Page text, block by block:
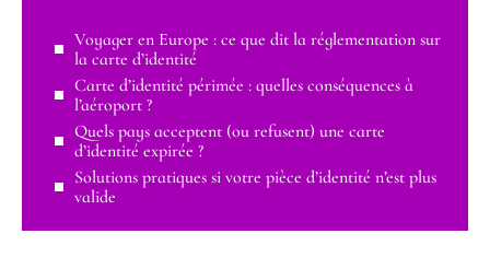
Voyager en Europe : ce que dit la réglementation sur
la carte d’identité
Carte d’identité périmée : quelles conséquences à
l’aéroport ?
Quels pays acceptent (ou refusent) une carte
d’identité expirée ?
Solutions pratiques si votre pièce d’identité n’est plus
valide